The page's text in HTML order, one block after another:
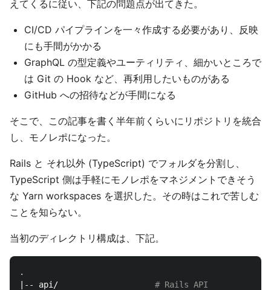
えてくるに従い、下記の問題点が出てきた。
CI/CD パイプラインを一々作成する必要があり、反映
にも手間がかかる
GraphQL の型定義やユーティリティ、細かいところで
は Git の Hook など、再利用したいものがある
GitHub への招待などが手間になる
そこで、この記事を書く半年前くらいにリポジトリを統合
し、モノレポになった。
Rails と それ以外 (TypeScript) でフォルダを分割し、
TypeScript 側は手軽にモノレポをマネジメントできそう
な Yarn workspaces を選択した。その時はこれで苦しむ
ことを知らない。
当初のディレクトリ構成は、下記。
.
|-- api/ # Rails API